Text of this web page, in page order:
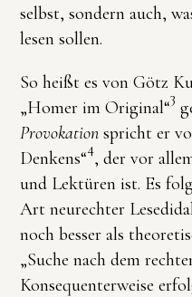
selbst, sondern auch,
lesen sollen.
So heißt es von Götz
„Homer im Original“3
Provokation spricht er
Denkens“4, der vor
und Lektüren ist. Es
Art neurechter
noch besser als
„Suche nach dem
Konsequenterweise